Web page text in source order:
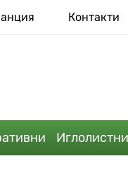
Контакти
Иглолистни